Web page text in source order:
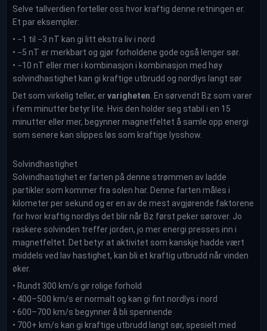
Selve tallverdien forteller oss hvor kraftig denne retningen er.
Et par eksempler:
• −1 til −3 nT kan gi litt ekstra liv i nord
• −5 nT er merkbart og gjør forholdene gode også lenger sør.
• −10 nT eller mer i kombinasjon i kombinasjon med høy
solvindhastighet kan gi kraftige utbrudd og nordlys langt sør
Det som virkelig teller, ervarigheten. En sørvendt Bz som varer
i fem minutter betyr lite. Hvis den holder seg stabil i en 15
minutter eller mer, begynner magnetfeltet å samle opp energi
som senere kan slippes løs som kraftige lysshow.
Solvindhastighet
Solvindhastighet er farten på denne strømmen av ladde
partikler som kommer fra solen har. Denne farten måles i
kilometer per sekund og er en av de mest avgjørende faktorene
for hvor kraftig nordlys det blir når Bz først peker sørover. Jo
raskere solvinden treffer jorden, jo mer energi presses inn i
magnetfeltet. Det betyr at aktivitet som kanskje hadde vært
middels ved lav hastighet, kan bli et kraftig utbrudd når vinden
øker.
• Rundt 300 km/s gir rolige forhold
• 400–500 km/s er normalt og kan gi fint nordlys i nord
• 600–700 km/s begynner å bli spennende
• 700+ km/s kan gi kraftige utbrudd langt sør, spesielt med